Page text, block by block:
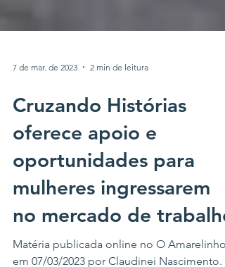
Cruzando Histórias
oferece apoio e
oportunidades para
mulheres ingressarem
no mercado de trabalho